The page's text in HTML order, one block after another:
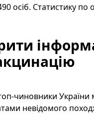
осіб. Статистику по
чиновники України
невідомого